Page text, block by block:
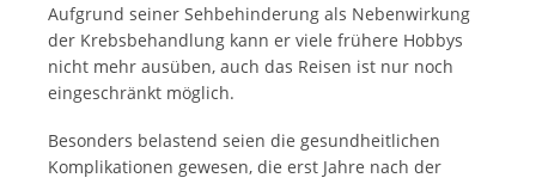
Aufgrund seiner Sehbehinderung als Nebenwirkung
der Krebsbehandlung kann er viele frühere Hobbys
nicht mehr ausüben, auch das Reisen ist nur noch
eingeschränkt möglich.
Besonders belastend seien die gesundheitlichen
Komplikationen gewesen, die erst Jahre nach der